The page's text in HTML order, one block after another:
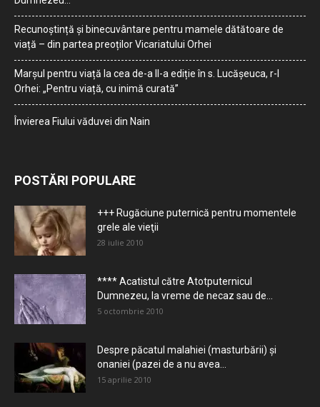
Recunoștință și binecuvântare pentru mamele dătătoare de
viață – din partea preoților Vicariatului Orhei
Marșul pentru viață la cea de-a II-a ediție în s. Lucășeuca, r-l
Orhei: „Pentru viață, cu inimă curată”
Învierea Fiului văduvei din Nain
POSTĂRI POPULARE
+++ Rugăciune puternică pentru momentele
grele ale vieţii
28 iulie 2010
**** Acatistul către Atotputernicul
Dumnezeu, la vreme de necaz sau de...
5 octombrie 2010
Despre păcatul malahiei (masturbării) şi
onaniei (pazei de a nu avea...
15 aprilie 2010